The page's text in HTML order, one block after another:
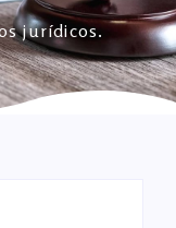
jurídicos.